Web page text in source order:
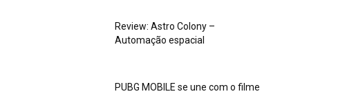
Review: Astro Colony –
Automação espacial
PUBG MOBILE se une com o filme